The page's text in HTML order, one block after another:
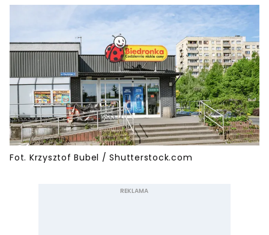
Fot. Krzysztof Bubel / Shutterstock.com